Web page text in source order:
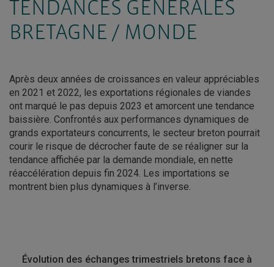
TENDANCES GÉNÉRALES
BRETAGNE / MONDE
Après deux années de croissances en valeur appréciables
en 2021 et 2022, les exportations régionales de viandes
ont marqué le pas depuis 2023 et amorcent une tendance
baissière. Confrontés aux performances dynamiques de
grands exportateurs concurrents, le secteur breton pourrait
courir le risque de décrocher faute de se réaligner sur la
tendance affichée par la demande mondiale, en nette
réaccélération depuis fin 2024. Les importations se
montrent bien plus dynamiques à l’inverse.
Évolution des échanges trimestriels bretons face à